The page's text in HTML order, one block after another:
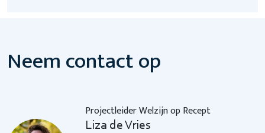
Neem contact op
Projectleider Welzijn op Recept
Liza de Vries